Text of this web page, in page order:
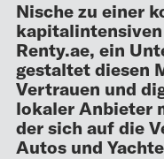
Nische zu einer
Renty.ae, ein
gestaltet diesen
Vertrauen und
lokaler Anbieter
der sich auf die
Autos und